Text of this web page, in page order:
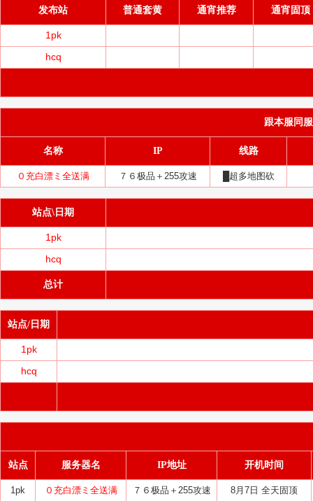
发布站 普通套黄 通宵推荐 通宵固顶
1pk
hcq
跟本服同
名称 IP 线路
０充白漂ミ全送满 ７６极品＋255攻速 █超多地图砍
站点\日期
1pk
hcq
总计
站点/日期
1pk
hcq
站点 服务器名 IP地址 开机时间
1pk ０充白漂ミ全送满 ７６极品＋255攻速 8月7日 全天固顶